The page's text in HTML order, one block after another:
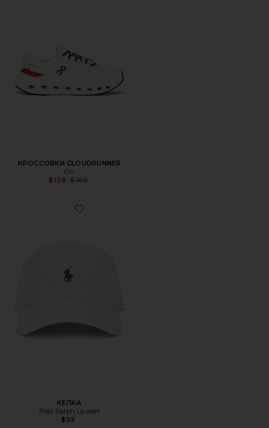
КРОССОВКИ CLOUDRUNNER
On
$128
Previous price:
$160
Favorite КЕПКА
КЕПКА
Polo Ralph Lauren
$55